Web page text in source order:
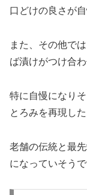
口どけの良さが
また、その他で
ば漬けがつけ合わ
特に自慢になり
とろみを再現し
老舗の伝統と最
になっていそうで